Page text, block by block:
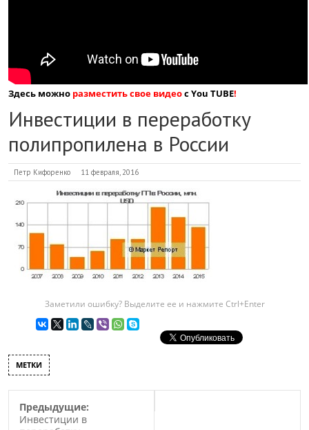
Здесь можно разместить свое видеос You TUBE!
Инвестиции в переработку
полипропилена в России
Петр Кифоренко 11 февраля, 2016
Заметили ошибку? Выделите ее и нажмите Ctrl+Enter
МЕТКИ
Предыдущие:
Инвестиции в